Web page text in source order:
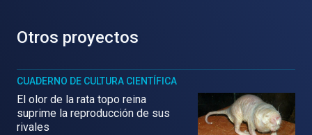
Otros proyectos
CUADERNO DE CULTURA CIENTÍFICA
El olor de la rata topo reina
suprime la reproducción de sus
rivales